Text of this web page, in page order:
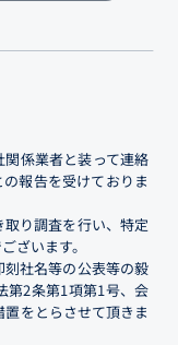
係業者と装って連絡
報告を受けておりま
り調査を行い、特定
ざいます。
社名等の公表等の毅
第2条第1項第1号、会
をとらさせて頂きま